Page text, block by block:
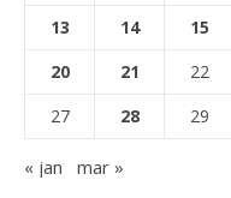
13
14 15
20
21 22
27
28 29
« jan mar »